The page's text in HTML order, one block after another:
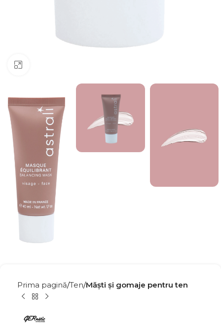
Prima pagină Ten Măști și gomaje pentru ten